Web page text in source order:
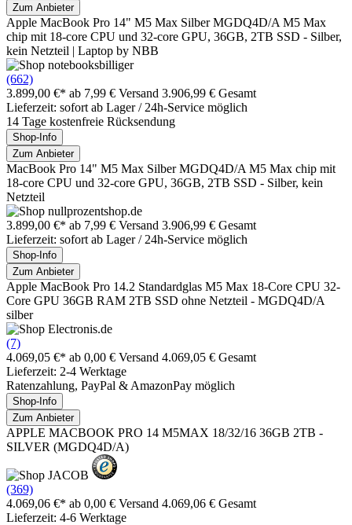
Zum Anbieter
Apple MacBook Pro 14" M5 Max Silber MGDQ4D/A M5 Max
chip mit 18-core CPU und 32-core GPU, 36GB, 2TB SSD - Silber,
kein Netzteil | Laptop by NBB
(662)
3.899,00 €* ab 7,99 € Versand 3.906,99 € Gesamt
Lieferzeit: sofort ab Lager / 24h-Service möglich
14 Tage kostenfreie Rücksendung
Shop-Info
Zum Anbieter
MacBook Pro 14" M5 Max Silber MGDQ4D/A M5 Max chip mit
18-core CPU und 32-core GPU, 36GB, 2TB SSD - Silber, kein
Netzteil
3.899,00 €* ab 7,99 € Versand 3.906,99 € Gesamt
Lieferzeit: sofort ab Lager / 24h-Service möglich
Shop-Info
Zum Anbieter
Apple MacBook Pro 14.2 Standardglas M5 Max 18-Core CPU 32-
Core GPU 36GB RAM 2TB SSD ohne Netzteil - MGDQ4D/A
silber
(7)
4.069,05 €* ab 0,00 € Versand 4.069,05 € Gesamt
Lieferzeit: 2-4 Werktage
Ratenzahlung, PayPal & AmazonPay möglich
Shop-Info
Zum Anbieter
APPLE MACBOOK PRO 14 M5MAX 18/32/16 36GB 2TB -
SILVER (MGDQ4D/A)
(369)
4.069,06 €* ab 0,00 € Versand 4.069,06 € Gesamt
Lieferzeit: 4-6 Werktage